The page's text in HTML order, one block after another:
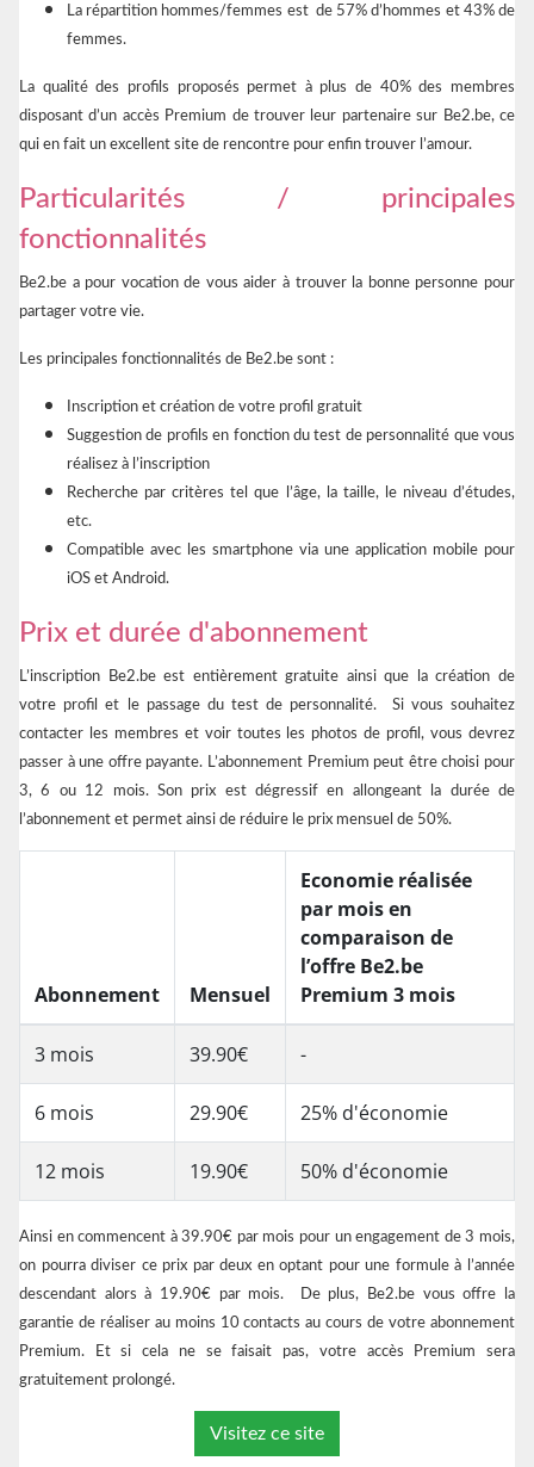
La répartition hommes/femmes est de 57% d’hommes et 43% de
femmes.
La qualité des profils proposés permet à plus de 40% des membres
disposant d’un accès Premium de trouver leur partenaire sur Be2.be, ce
qui en fait un excellent site de rencontre pour enfin trouver l’amour.
Particularités / principales
fonctionnalités
Be2.be a pour vocation de vous aider à trouver la bonne personne pour
partager votre vie.
Les principales fonctionnalités de Be2.be sont :
Inscription et création de votre profil gratuit
Suggestion de profils en fonction du test de personnalité que vous
réalisez à l’inscription
Recherche par critères tel que l’âge, la taille, le niveau d’études,
etc.
Compatible avec les smartphone via une application mobile pour
iOS et Android.
Prix et durée d'abonnement
L’inscription Be2.be est entièrement gratuite ainsi que la création de
votre profil et le passage du test de personnalité. Si vous souhaitez
contacter les membres et voir toutes les photos de profil, vous devrez
passer à une offre payante. L’abonnement Premium peut être choisi pour
3, 6 ou 12 mois. Son prix est dégressif en allongeant la durée de
l’abonnement et permet ainsi de réduire le prix mensuel de 50%.
Abonnement Mensuel
Economie réalisée
par mois en
comparaison de
l’offre Be2.be
Premium 3 mois
3 mois 39.90€ -
6 mois 29.90€ 25% d'économie
12 mois 19.90€ 50% d'économie
Ainsi en commencent à 39.90€ par mois pour un engagement de 3 mois,
on pourra diviser ce prix par deux en optant pour une formule à l’année
descendant alors à 19.90€ par mois. De plus, Be2.be vous offre la
garantie de réaliser au moins 10 contacts au cours de votre abonnement
Premium. Et si cela ne se faisait pas, votre accès Premium sera
gratuitement prolongé.
Visitez ce site